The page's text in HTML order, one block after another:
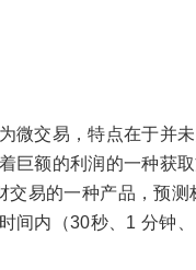
微交易，特点在于并
巨额的利润的一种获取
交易的一种产品，预
间内（30秒、1 分钟